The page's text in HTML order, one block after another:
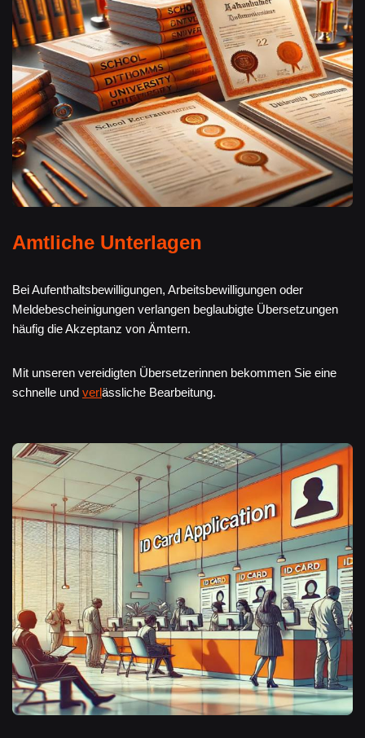
Amtliche Unterlagen
Bei Aufenthaltsbewilligungen, Arbeitsbewilligungen oder
Meldebescheinigungen verlangen beglaubigte Übersetzungen
häufig die Akzeptanz von Ämtern.
Mit unseren vereidigten Übersetzerinnen bekommen Sie eine
schnelle und verlässliche Bearbeitung.